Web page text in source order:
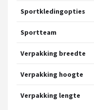
Sportkledingopties
Sportteam
Verpakking breedte
Verpakking hoogte
Verpakking lengte